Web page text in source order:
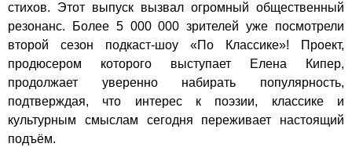
стихов. Этот выпуск вызвал огромный общественный
резонанс. Более 5 000 000 зрителей уже посмотрели
второй сезон подкаст-шоу «По Классике»! Проект,
продюсером которого выступает Елена Кипер,
продолжает уверенно набирать популярность,
подтверждая, что интерес к поэзии, классике и
культурным смыслам сегодня переживает настоящий
подъём.